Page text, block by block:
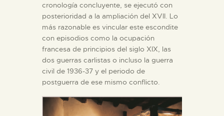
cronología concluyente, se ejecutó con
posterioridad a la ampliación del XVII. Lo
más razonable es vincular este escondite
con episodios como la ocupación
francesa de principios del siglo XIX, las
dos guerras carlistas o incluso la guerra
civil de 1936-37 y el periodo de
postguerra de ese mismo conflicto.